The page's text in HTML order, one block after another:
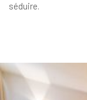
séduire.